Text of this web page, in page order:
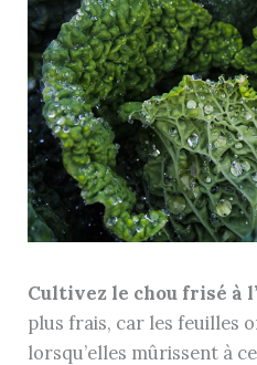
Cultivez le chou frisé à
plus frais, car les feuilles
lorsqu’elles mûrissent à